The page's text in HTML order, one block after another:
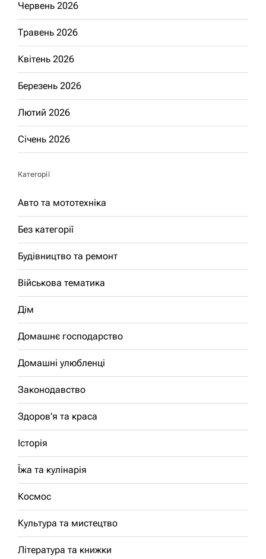
Червень 2026
Травень 2026
Квітень 2026
Березень 2026
Лютий 2026
Січень 2026
Категорії
Авто та мототехніка
Без категорії
Будівництво та ремонт
Військова тематика
Дім
Домашнє господарство
Домашні улюбленці
Законодавство
Здоров'я та краса
Історія
Їжа та кулінарія
Космос
Культура та мистецтво
Література та книжки